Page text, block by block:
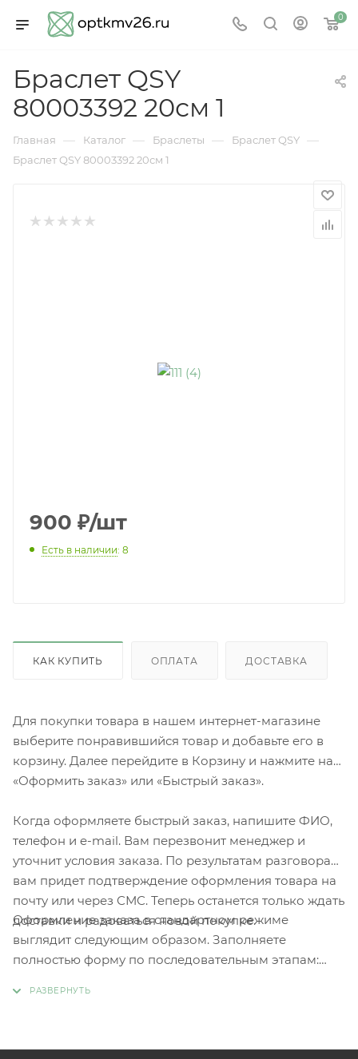
0
Браслет QSY
80003392 20см 1
Главная — Каталог — Браслеты — Браслет QSY —
Браслет QSY 80003392 20см 1
900 ₽/шт
Есть в наличии: 8
КАК КУПИТЬ ОПЛАТА ДОСТАВКА
Для покупки товара в нашем интернет-магазине
выберите понравившийся товар и добавьте его в
корзину. Далее перейдите в Корзину и нажмите на
«Оформить заказ» или «Быстрый заказ».
Когда оформляете быстрый заказ, напишите ФИО,
телефон и e-mail. Вам перезвонит менеджер и
уточнит условия заказа. По результатам разговора
вам придет подтверждение оформления товара на
почту или через СМС. Теперь останется только ждать
доставки и радоваться новой покупке.
Оформление заказа в стандартном режиме
выглядит следующим образом. Заполняете
полностью форму по последовательным этапам: